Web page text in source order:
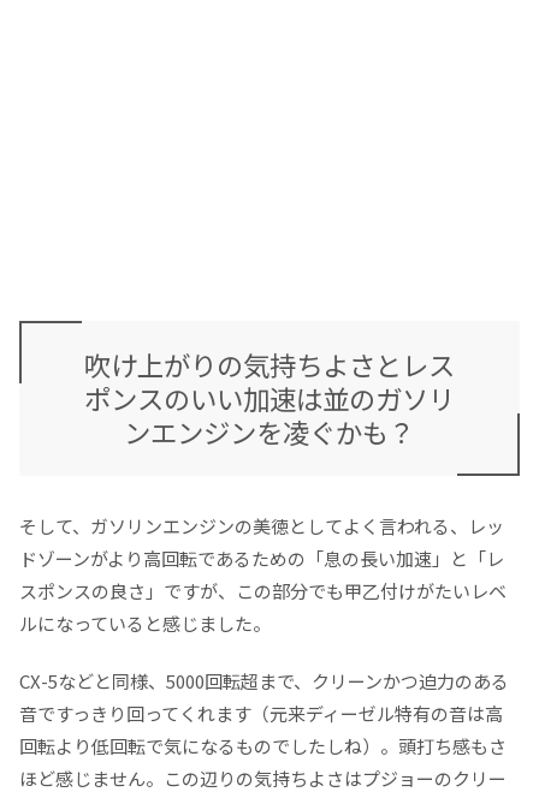
吹け上がりの気持ちよさとレス
ポンスのいい加速は並のガソリ
ンエンジンを凌ぐかも？
そして、ガソリンエンジンの美徳としてよく言われる、レッ
ドゾーンがより高回転であるための「息の長い加速」と「レ
スポンスの良さ」ですが、この部分でも甲乙付けがたいレベ
ルになっていると感じました。
CX-5などと同様、5000回転超まで、クリーンかつ迫力のある
音ですっきり回ってくれます（元来ディーゼル特有の音は高
回転より低回転で気になるものでしたしね）。頭打ち感もさ
ほど感じません。この辺りの気持ちよさはプジョーのクリー